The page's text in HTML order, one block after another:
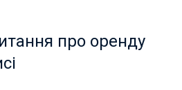
про оренду